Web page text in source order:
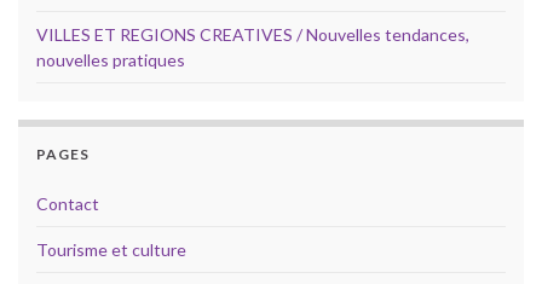
VILLES ET REGIONS CREATIVES / Nouvelles tendances,
nouvelles pratiques
PAGES
Contact
Tourisme et culture